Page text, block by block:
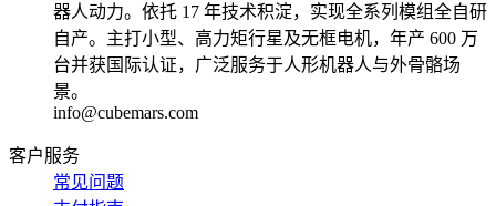
器人动力。依托 17 年技术积淀，实现全系列模组全自研
自产。主打小型、高力矩行星及无框电机，年产 600 万
台并获国际认证，广泛服务于人形机器人与外骨骼场
景。
info@cubemars.com
客户服务
常见问题